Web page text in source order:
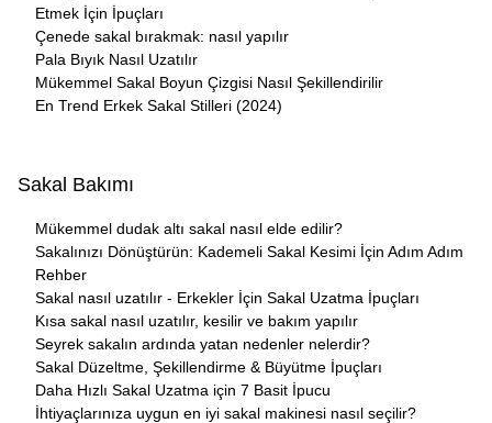
Etmek İçin İpuçları
Çenede sakal bırakmak: nasıl yapılır
Pala Bıyık Nasıl Uzatılır
Mükemmel Sakal Boyun Çizgisi Nasıl Şekillendirilir
En Trend Erkek Sakal Stilleri (2024)
Sakal Bakımı
Mükemmel dudak altı sakal nasıl elde edilir?
Sakalınızı Dönüştürün: Kademeli Sakal Kesimi İçin Adım Adım
Rehber
Sakal nasıl uzatılır - Erkekler İçin Sakal Uzatma İpuçları
Kısa sakal nasıl uzatılır, kesilir ve bakım yapılır
Seyrek sakalın ardında yatan nedenler nelerdir?
Sakal Düzeltme, Şekillendirme & Büyütme İpuçları
Daha Hızlı Sakal Uzatma için 7 Basit İpucu
İhtiyaçlarınıza uygun en iyi sakal makinesi nasıl seçilir?